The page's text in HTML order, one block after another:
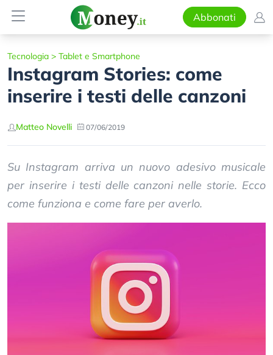
Abbonati
Tecnologia > Tablet e Smartphone
Instagram Stories: come
inserire i testi delle canzoni
Matteo Novelli 07/06/2019
Su Instagram arriva un nuovo adesivo musicale
per inserire i testi delle canzoni nelle storie. Ecco
come funziona e come fare per averlo.